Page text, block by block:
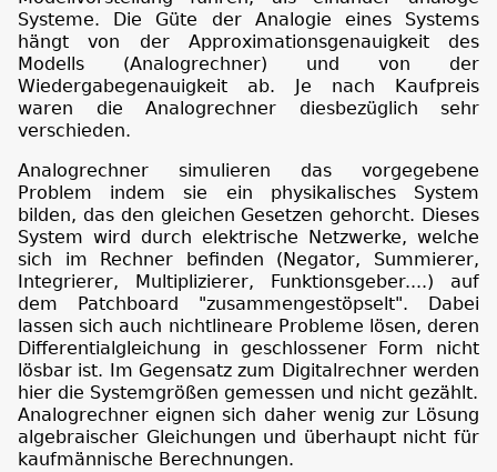
Systeme. Die Güte der Analogie eines Systems
hängt von der Approximationsgenauigkeit des
Modells (Analogrechner) und von der
Wiedergabegenauigkeit ab. Je nach Kaufpreis
waren die Analogrechner diesbezüglich sehr
verschieden.
Analogrechner simulieren das vorgegebene
Problem indem sie ein physikalisches System
bilden, das den gleichen Gesetzen gehorcht. Dieses
System wird durch elektrische Netzwerke, welche
sich im Rechner befinden (Negator, Summierer,
Integrierer, Multiplizierer, Funktionsgeber....) auf
dem Patchboard "zusammengestöpselt". Dabei
lassen sich auch nichtlineare Probleme lösen, deren
Differentialgleichung in geschlossener Form nicht
lösbar ist. Im Gegensatz zum Digitalrechner werden
hier die Systemgrößen gemessen und nicht gezählt.
Analogrechner eignen sich daher wenig zur Lösung
algebraischer Gleichungen und überhaupt nicht für
kaufmännische Berechnungen.